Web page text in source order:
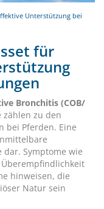
Unterstützung bei
für
Bronchitis (COB/
zählen zu den
bei Pferden. Eine
Symptome wie
hinweisen, die
Natur sein